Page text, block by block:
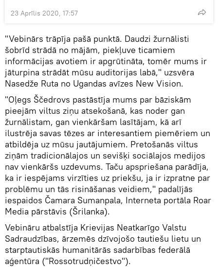
23 Aprīlis 2020, 17:57
"Vebinārs trāpīja pašā punktā. Daudzi žurnālisti
šobrīd strādā no mājām, piekļuve ticamiem
informācijas avotiem ir apgrūtināta, tomēr mums ir
jāturpina strādāt mūsu auditorijas labā," uzsvēra
Nasedže Ruta no Ugandas avīzes New Vision.
"Oļegs Ščedrovs pastāstīja mums par bāziskām
pieejām viltus ziņu atsekošanā, kas noder gan
žurnālistam, gan vienkāršam lasītājam, kā arī
ilustrēja savas tēzes ar interesantiem piemēriem un
atbildēja uz mūsu jautājumiem. Pretošanās viltus
ziņām tradicionālajos un sevišķi sociālajos medijos
nav vienkāršs uzdevums. Taču apspriešana parādīja,
ka ir iespējams virzīties uz priekšu, ja ir izpratne par
problēmu un tās risināšanas veidiem," padalījās
iespaidos Čamara Sumanpala, Interneta portāla Roar
Media pārstāvis (Šrilanka).
Vebināru atbalstīja Krievijas Neatkarīgo Valstu
Sadraudzības, ārzemēs dzīvojošo tautiešu lietu un
starptautiskās humanitārās sadarbības federālā
aģentūra ("Rossotrudņičestvo").